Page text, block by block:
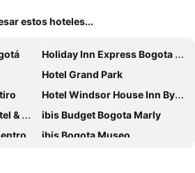
estos hoteles...
Holiday Inn Express Bogota - Parque La 93 By Ihg
Hotel Grand Park
Hotel Windsor House Inn By GEH Suites
Spa
ibis Budget Bogota Marly
Cosmos
ibis Bogota Museo